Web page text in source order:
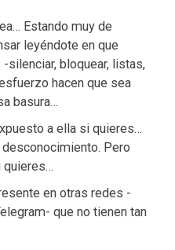
Estando muy de
leyéndote en que
silenciar, bloquear, listas,
hacen que sea
basura…
a ella si quieres…
Pero
quieres…
en otras redes -
que no tienen tan